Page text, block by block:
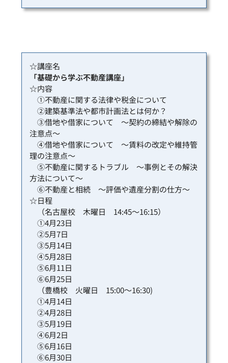
☆講座名
「基礎から学ぶ不動産講座」
☆内容
①不動産に関する法律や税金について
②建築基準法や都市計画法とは何か？
③借地や借家について ～契約の締結や解除の
注意点～
④借地や借家について ～賃料の改定や維持管
理の注意点～
⑤不動産に関するトラブル ～事例とその解決
方法について～
⑥不動産と相続 ～評価や遺産分割の仕方～
☆日程
（名古屋校 木曜日 14:45～16:15）
①4月23日
②5月7日
③5月14日
④5月28日
⑤6月11日
⑥6月25日
（豊橋校 火曜日 15:00～16:30)
①4月14日
②4月28日
③5月19日
④6月2日
⑤6月16日
⑥6月30日